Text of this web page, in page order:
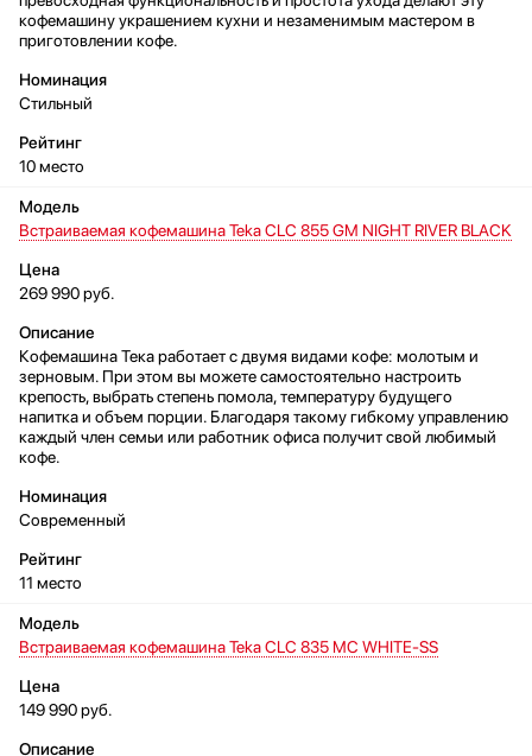
кофемашину украшением кухни и незаменимым мастером в
приготовлении кофе.
Стильный
10 место
Встраиваемая кофемашина Teka CLC 855 GM NIGHT RIVER BLACK
269 990 руб.
Кофемашина Тека работает с двумя видами кофе: молотым и
зерновым. При этом вы можете самостоятельно настроить
крепость, выбрать степень помола, температуру будущего
напитка и объем порции. Благодаря такому гибкому управлению
каждый член семьи или работник офиса получит свой любимый
кофе.
Современный
11 место
Встраиваемая кофемашина Teka CLC 835 MC WHITE-SS
149 990 руб.